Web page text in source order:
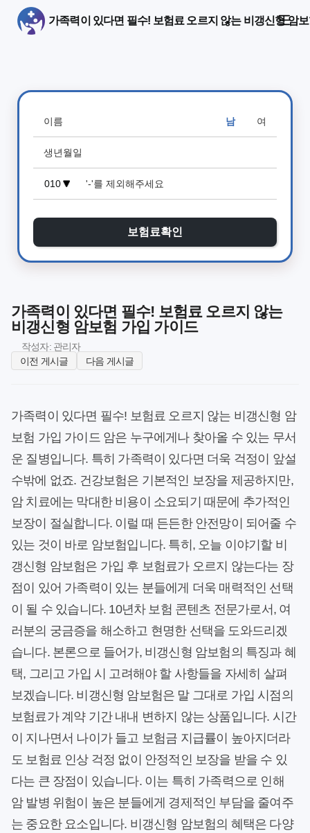
가족력이 있다면 필수! 보험료 오르지 않는 비갱신형 암
남 여
보험료확인
가족력이 있다면 필수! 보험료 오르지 않는
비갱신형 암보험 가입 가이드
작성자: 관리자
이전 게시글
다음 게시글
가족력이 있다면 필수! 보험료 오르지 않는 비갱신형 암
보험 가입 가이드 암은 누구에게나 찾아올 수 있는 무서
운 질병입니다. 특히 가족력이 있다면 더욱 걱정이 앞설
수밖에 없죠. 건강보험은 기본적인 보장을 제공하지만,
암 치료에는 막대한 비용이 소요되기 때문에 추가적인
보장이 절실합니다. 이럴 때 든든한 안전망이 되어줄 수
있는 것이 바로 암보험입니다. 특히, 오늘 이야기할 비
갱신형 암보험은 가입 후 보험료가 오르지 않는다는 장
점이 있어 가족력이 있는 분들에게 더욱 매력적인 선택
이 될 수 있습니다. 10년차 보험 콘텐츠 전문가로서, 여
러분의 궁금증을 해소하고 현명한 선택을 도와드리겠
습니다. 본론으로 들어가, 비갱신형 암보험의 특징과 혜
택, 그리고 가입 시 고려해야 할 사항들을 자세히 살펴
보겠습니다. 비갱신형 암보험은 말 그대로 가입 시점의
보험료가 계약 기간 내내 변하지 않는 상품입니다. 시간
이 지나면서 나이가 들고 보험금 지급률이 높아지더라
도 보험료 인상 걱정 없이 안정적인 보장을 받을 수 있
다는 큰 장점이 있습니다. 이는 특히 가족력으로 인해
암 발병 위험이 높은 분들에게 경제적인 부담을 줄여주
는 중요한 요소입니다. 비갱신형 암보험의 혜택은 다양